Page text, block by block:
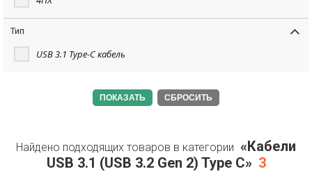
Тип
USB 3.1 Type-C кабель
СБРОСИТЬ
Найдено подходящих товаров в категории «Кабели
USB 3.1 (USB 3.2 Gen 2) Type C» 3